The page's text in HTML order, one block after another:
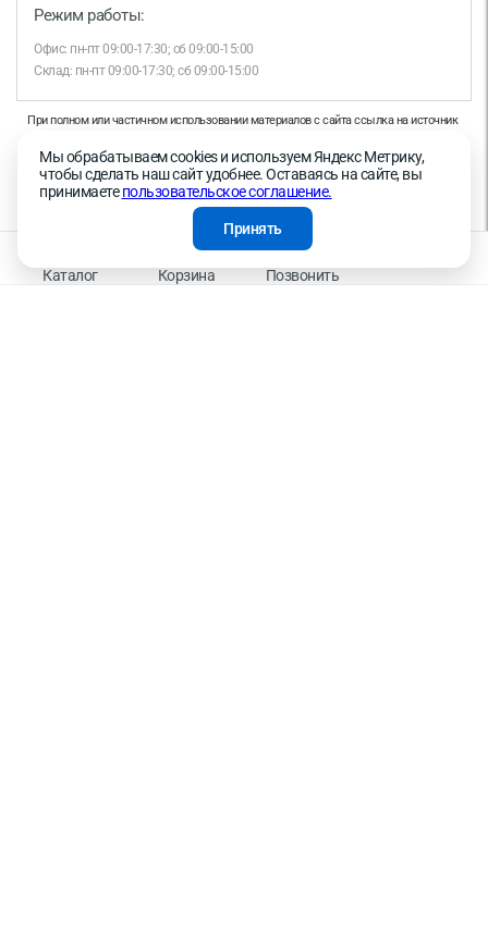
Каталог Корзина Позвонить
Режим работы:
Офис: пн-пт 09:00-17:30; сб 09:00-15:00
Склад: пн-пт 09:00-17:30; сб 09:00-15:00
При полном или частичном использовании материалов с сайта ссылка на источник
Продолжая работу с сайтом, вы даете согласие на использование сайтом cookies и
на обработку персональных данных в целях функционирования сайта, проведения
ретаргетинга, статистических исследований, улучшения сервиса и предоставления
релевантной рекламной информации на основе ваших предпочтений и интересов.
На информационном ресурсе применяются рекомендательные технологии —
Правила применения рекомендательных технологий
Мы обрабатываем cookies и используем Яндекс Метрику,
чтобы сделать наш сайт удобнее. Оставаясь на сайте, вы
принимаетепользовательское соглашение.
Принять